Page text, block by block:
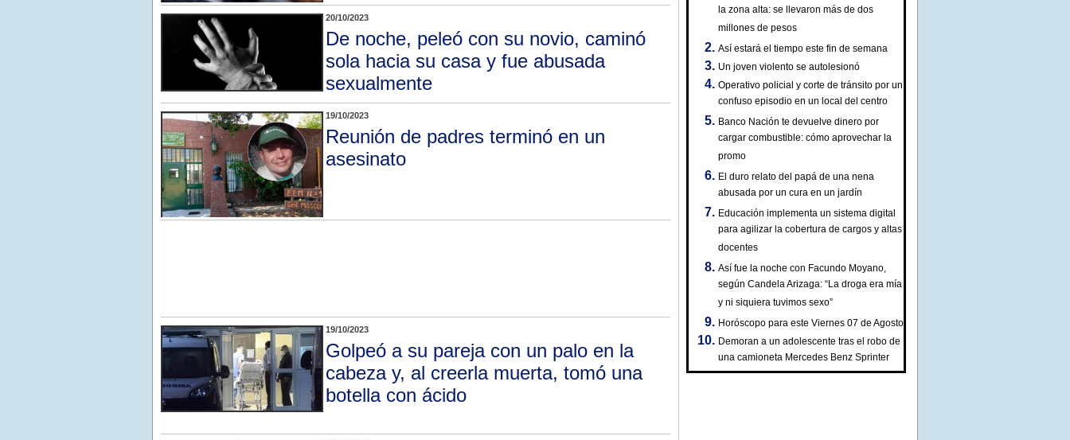
20/10/2023
De noche, peleó con su novio, caminó
sola hacia su casa y fue abusada
sexualmente
19/10/2023
Reunión de padres terminó en un
asesinato
19/10/2023
Golpeó a su pareja con un palo en la
cabeza y, al creerla muerta, tomó una
botella con ácido
la zona alta: se llevaron más de dos
millones de pesos
Así estará el tiempo este fin de semana
Un joven violento se autolesionó
Operativo policial y corte de tránsito por un
confuso episodio en un local del centro
Banco Nación te devuelve dinero por
cargar combustible: cómo aprovechar la
promo
El duro relato del papá de una nena
abusada por un cura en un jardín
Educación implementa un sistema digital
para agilizar la cobertura de cargos y altas
docentes
Así fue la noche con Facundo Moyano,
según Candela Arizaga: “La droga era mía
y ni siquiera tuvimos sexo”
Horóscopo para este Viernes 07 de Agosto
Demoran a un adolescente tras el robo de
una camioneta Mercedes Benz Sprinter